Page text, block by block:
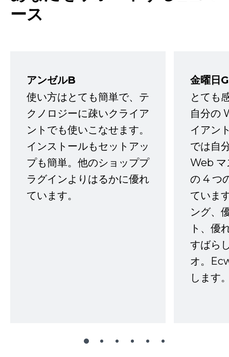
ース
アンゼルB
使い方はとても簡単で、テ
クノロジーに疎いクライア
ントでも使いこなせます。
インストールもセットアッ
プも簡単。他のショッププ
ラグインよりはるかに優れ
ています。
金曜日G
とても
自分の
イアン
では自
Web マ
の 4 つ
ていま
ング、
ト、優
すばら
オ。
します